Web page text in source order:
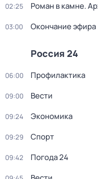
02:25 Роман в камне.
03:00 Окончание эфира
Россия 24
06:00 Профилактика
09:00 Вести
09:24 Экономика
09:29 Спорт
09:42 Погода 24